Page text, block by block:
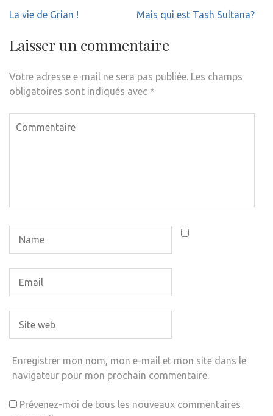
Navigation
l’article
La vie de Grian ! Mais qui est Tash Sultana?
Laisser un commentaire
Votre adresse e-mail ne sera pas publiée. Les champs
obligatoires sont indiqués avec *
Enregistrer mon nom, mon e-mail et mon site dans le
navigateur pour mon prochain commentaire.
Prévenez-moi de tous les nouveaux commentaires